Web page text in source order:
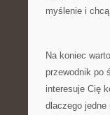
myślenie i
Na koniec
przewodnik po
interesuje Cię
dlaczego jedne